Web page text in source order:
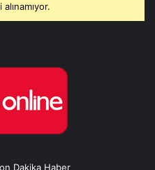
Dakika Haber